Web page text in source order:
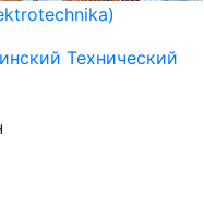
Технический